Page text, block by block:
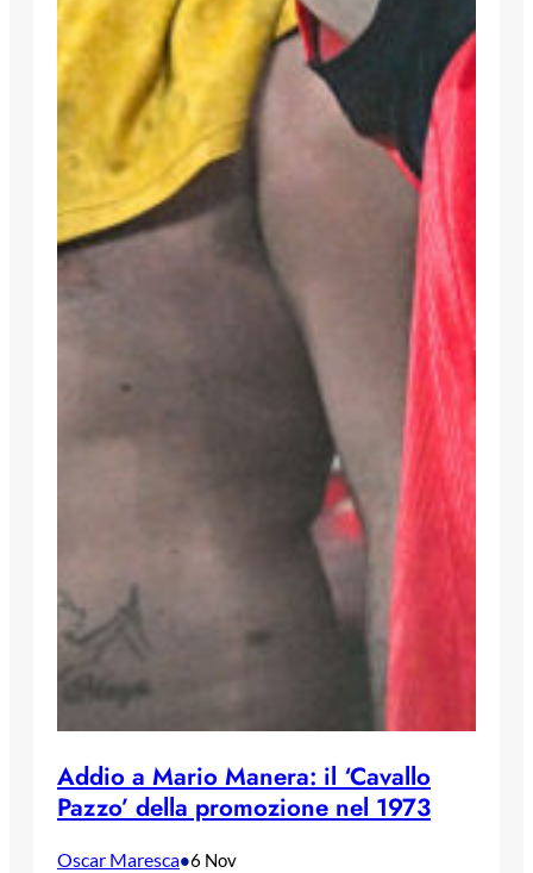
Addio a Mario Manera: il ‘Cavallo
Pazzo’ della promozione nel 1973
Oscar Maresca•6 Nov